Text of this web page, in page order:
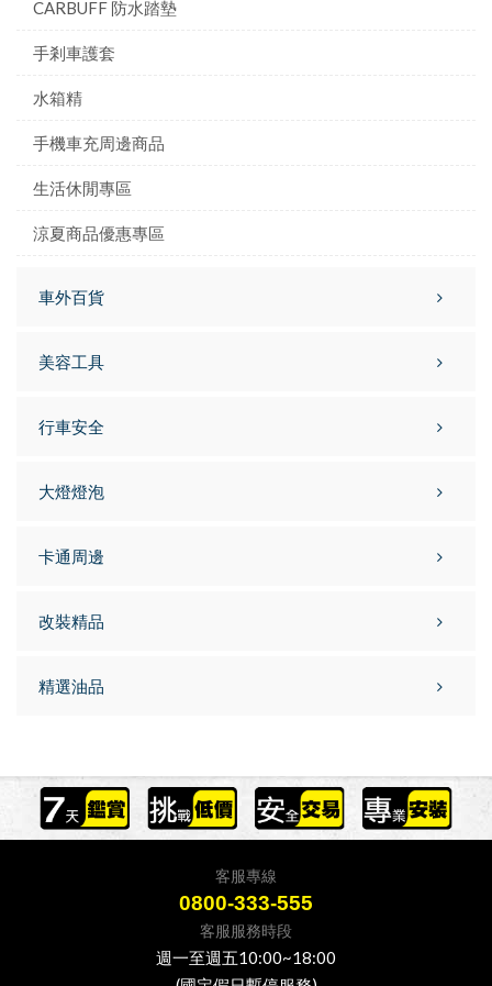
CARBUFF 防水踏墊
手剎車護套
水箱精
手機車充周邊商品
生活休閒專區
涼夏商品優惠專區
車外百貨
美容工具
行車安全
大燈燈泡
卡通周邊
改裝精品
精選油品
客服專線
0800-333-555
客服服務時段
週一至週五10:00~18:00